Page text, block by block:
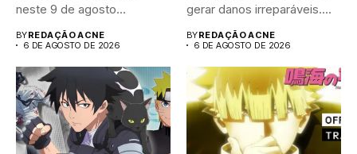
neste 9 de agosto...
BYREDAÇÃO ACNE
6 DE AGOSTO DE 2026
gerar danos irreparáveis.
BYREDAÇÃO ACNE
6 DE AGOSTO DE 2026